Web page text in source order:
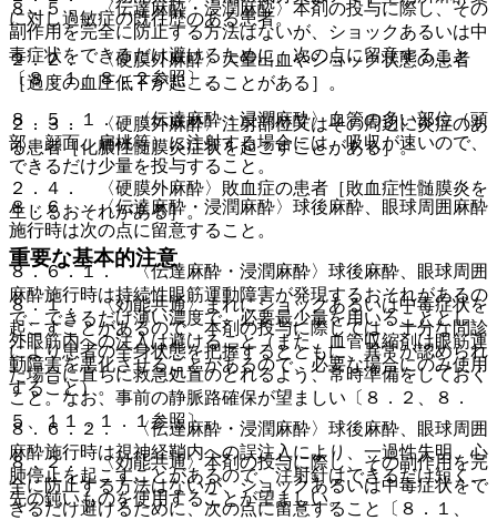
８．５． 〈伝達麻酔・浸潤麻酔〉本剤の投与に際し、その
副作用を完全に防止する方法はないが、ショックあるいは中
毒症状をできるだけ避けるために、次の点に留意すること
〔８．１、８．２参照〕。
８．５．１． 〈伝達麻酔・浸潤麻酔〉血管の多い部位（頭
部、顔面、扁桃等）に注射する場合には、吸収が速いので、
できるだけ少量を投与すること。
８．６． 〈伝達麻酔・浸潤麻酔〉球後麻酔、眼球周囲麻酔
施行時は次の点に留意すること。
８．６．１． 〈伝達麻酔・浸潤麻酔〉球後麻酔、眼球周囲
麻酔施行時は持続性眼筋運動障害が発現するおそれがあるの
で、できるだけ薄い濃度で、必要最少量を用いることとし、
外眼筋内への注入は避けること（また、血管収縮剤は眼筋運
動障害を悪化させることがあるので、必要な場合にのみ使用
すること）。
８．６．２． 〈伝達麻酔・浸潤麻酔〉球後麻酔、眼球周囲
麻酔施行時は視神経鞘内への誤注入により、一過性失明、心
肺停止を起こすことがあるので、注射針はできるだけ短く、
先の鈍いものを使用することが望ましい。
に対し過敏症の既往歴のある患者。
２．２． 〈硬膜外麻酔〉大量出血やショック状態の患者
［過度の血圧低下が起こることがある］。
２．３． 〈硬膜外麻酔〉注射部位又はその周辺に炎症のあ
る患者［化膿性髄膜炎症状を起こすことがある］。
２．４． 〈硬膜外麻酔〉敗血症の患者［敗血症性髄膜炎を
生じるおそれがある］。
重要な基本的注意
８．１． 〈効能共通〉まれにショックあるいは中毒症状を
起こすことがあるので、本剤の投与に際しては、十分な問診
により患者の全身状態を把握するとともに、異常が認められ
た場合に直ちに救急処置のとれるよう、常時準備をしておく
こと。なお、事前の静脈路確保が望ましい〔８．２、８．
５、１１．１．１参照〕。
８．２． 〈効能共通〉本剤の投与に際し、その副作用を完
全に防止する方法はないが、ショックあるいは中毒症状をで
きるだけ避けるために、次の点に留意すること〔８．１、